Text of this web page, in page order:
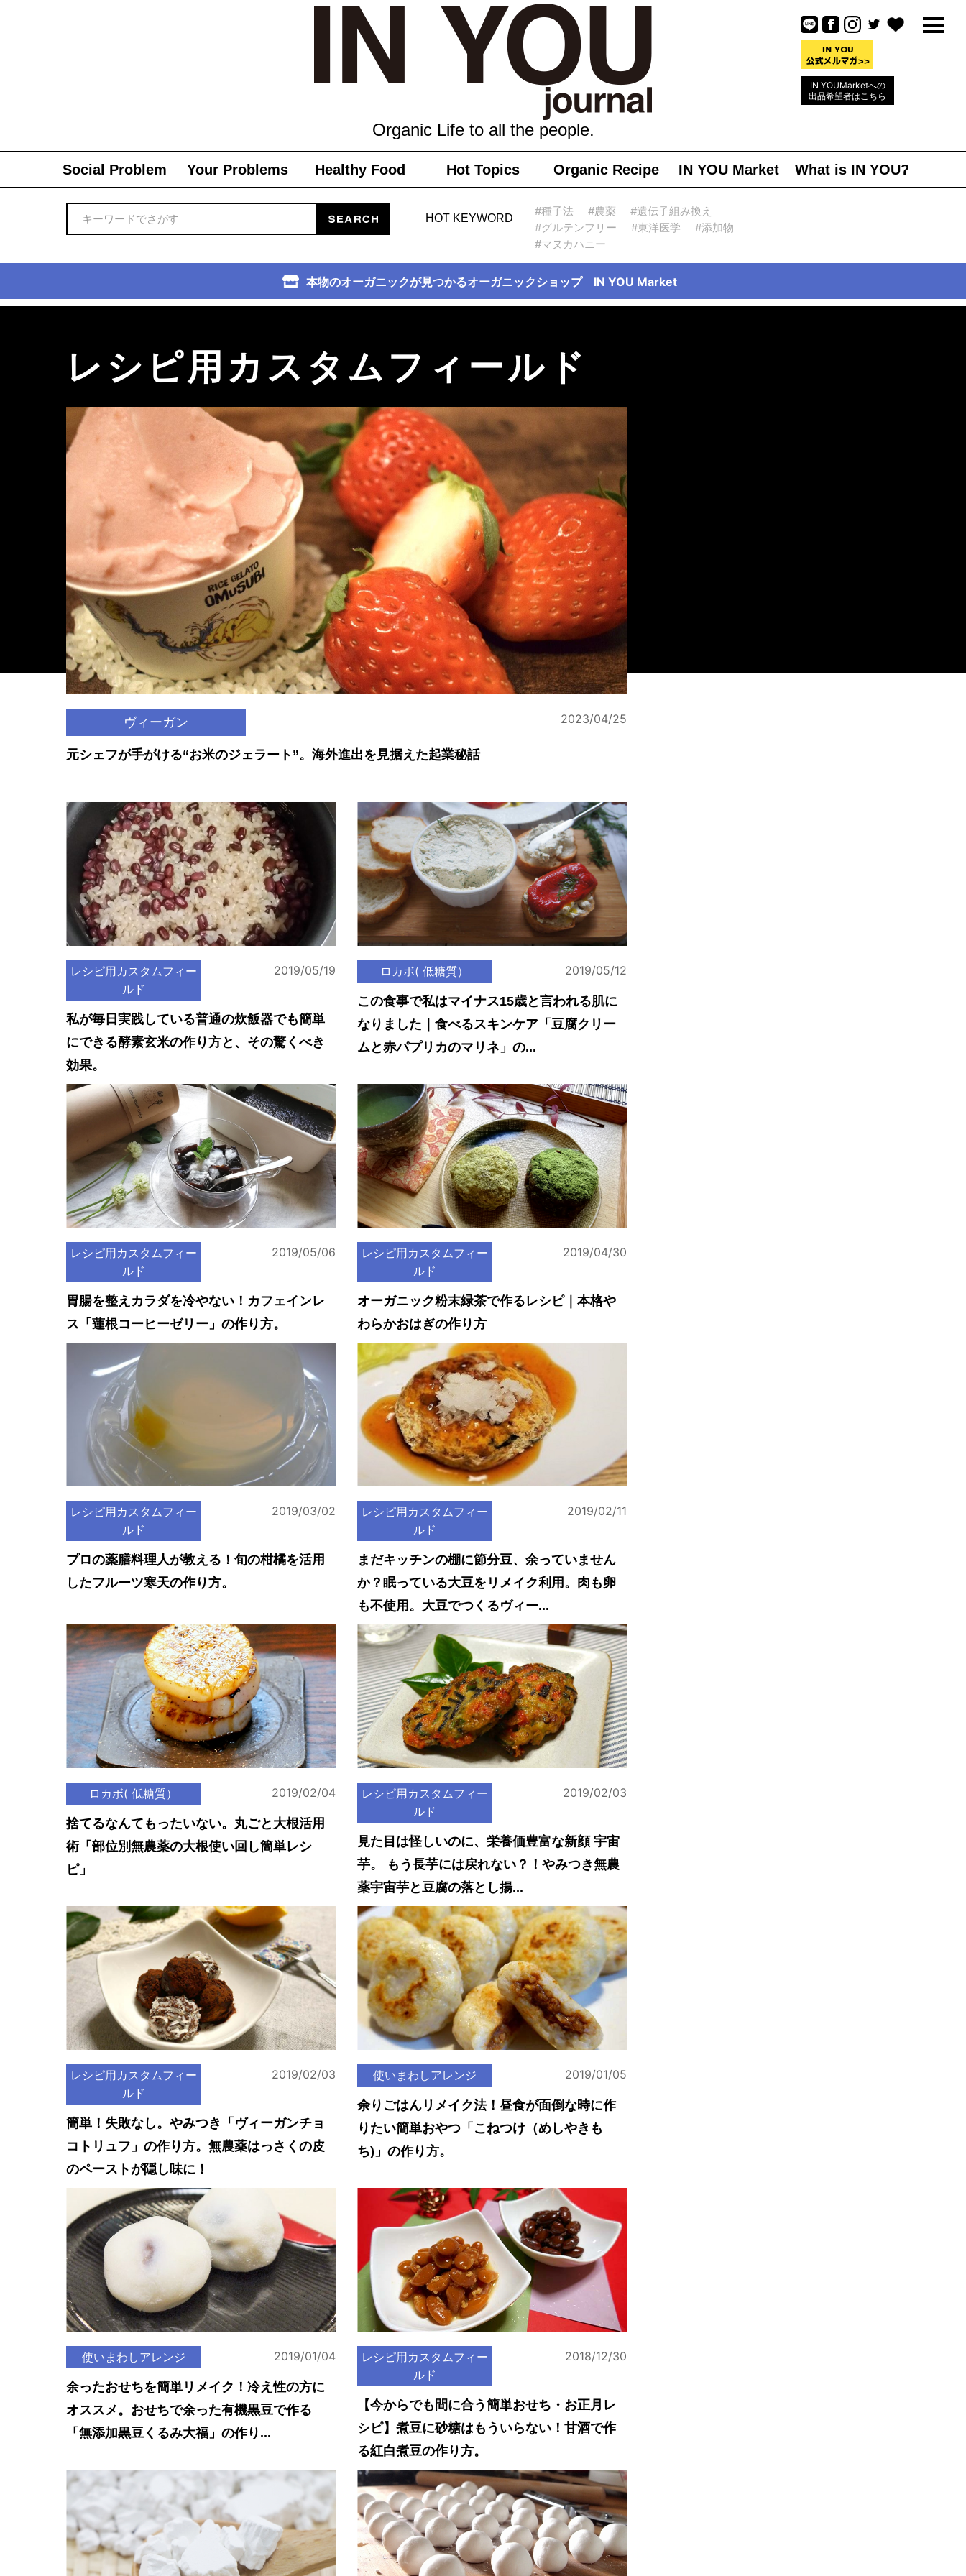
IN YOUMarketへの
出品希望者はこちら
Organic Life to all the people.
Social Problem Your Problems Healthy Food Hot Topics Organic Recipe IN YOU Market What is IN YOU?
HOT KEYWORD
#種子法 #農薬
#遺伝子組み換え
#グルテンフリー
#東洋医学
#添加物
#マヌカハニー
本物のオーガニックが見つかるオーガニックショップ IN YOU Market
レシピ用カスタムフィールド
ヴィーガン 2023/04/25
元シェフが手がける“お米のジェラート”。海外進出を見据えた起業秘話
レシピ用カスタムフィー
ルド
2019/05/19
私が毎日実践している普通の炊飯器でも簡単
にできる酵素玄米の作り方と、その驚くべき
効果。
ロカボ( 低糖質） 2019/05/12
この食事で私はマイナス15歳と言われる肌に
なりました｜食べるスキンケア「豆腐クリー
ムと赤パプリカのマリネ」の...
レシピ用カスタムフィー
ルド
2019/05/06
胃腸を整えカラダを冷やない！カフェインレ
ス「蓮根コーヒーゼリー」の作り方。
レシピ用カスタムフィー
ルド
2019/04/30
オーガニック粉末緑茶で作るレシピ｜本格や
わらかおはぎの作り方
レシピ用カスタムフィー
ルド
2019/03/02
プロの薬膳料理人が教える！旬の柑橘を活用
したフルーツ寒天の作り方。
レシピ用カスタムフィー
ルド
2019/02/11
まだキッチンの棚に節分豆、余っていません
か？眠っている大豆をリメイク利用。肉も卵
も不使用。大豆でつくるヴィー...
ロカボ( 低糖質） 2019/02/04
捨てるなんてもったいない。丸ごと大根活用
術「部位別無農薬の大根使い回し簡単レシ
ピ」
レシピ用カスタムフィー
ルド
2019/02/03
見た目は怪しいのに、栄養価豊富な新顔 宇宙
芋。 もう長芋には戻れない？！やみつき無農
薬宇宙芋と豆腐の落とし揚...
レシピ用カスタムフィー
ルド
2019/02/03
簡単！失敗なし。やみつき「ヴィーガンチョ
コトリュフ」の作り方。無農薬はっさくの皮
のペーストが隠し味に！
使いまわしアレンジ 2019/01/05
余りごはんリメイク法！昼食が面倒な時に作
りたい簡単おやつ「こねつけ（めしやきも
ち)」の作り方。
使いまわしアレンジ 2019/01/04
余ったおせちを簡単リメイク！冷え性の方に
オススメ。おせちで余った有機黒豆で作る
「無添加黒豆くるみ大福」の作り...
レシピ用カスタムフィー
ルド
2018/12/30
【今からでも間に合う簡単おせち・お正月レ
シピ】煮豆に砂糖はもういらない！甘酒で作
る紅白煮豆の作り方。